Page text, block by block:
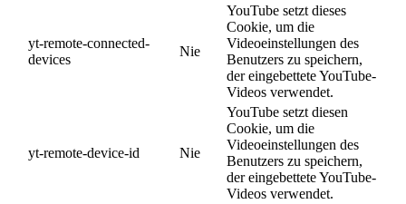
yt-remote-connected-
devices
Nie
YouTube setzt dieses
Cookie, um die
Videoeinstellungen des
Benutzers zu speichern,
der eingebettete YouTube-
Videos verwendet.
yt-remote-device-id Nie
YouTube setzt diesen
Cookie, um die
Videoeinstellungen des
Benutzers zu speichern,
der eingebettete YouTube-
Videos verwendet.